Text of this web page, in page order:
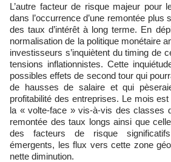
L’autre facteur de risque majeur pour les investisseurs réside
dans l’occurrence d’une remontée plus
des taux d’intérêt à long terme. En
normalisation de la politique monétaire
investisseurs s’inquiètent du timing de
tensions inflationnistes. Cette
possibles effets de second tour qui
de hausses de salaire et qui
profitabilité des entreprises. Le mois
la « volte-face » vis-à-vis des classes
remontée des taux longs ainsi que
des facteurs de risque
émergents, les flux vers cette zone
nette diminution.